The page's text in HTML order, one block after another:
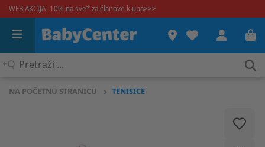
WEB AKCIJA -10% na sve* za članove kluba>>>
Pretraži
NA POČETNU STRANICU TENISICE